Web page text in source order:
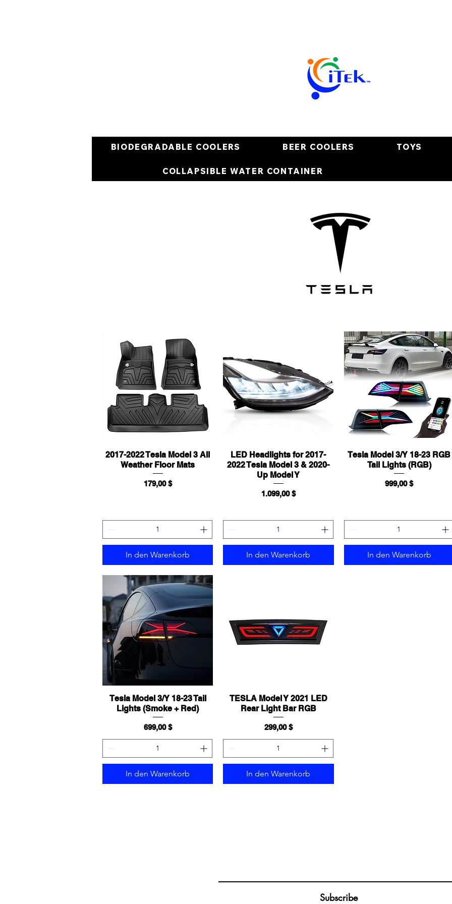
BIODEGRADABLE COOLERS BEER COOLERS TOYS
COLLAPSIBLE WATER CONTAINER
Schnellansicht
2017-2022 Tesla Model 3 All
Weather Floor Mats
Preis
179,00 $
In den Warenkorb
Schnellansicht
LED Headlights for 2017-
2022 Tesla Model 3 & 2020-
Up Model Y
Preis
1.099,00 $
In den Warenkorb
Schnellansicht
Tesla Model 3/Y 18-23 RGB
Tail Lights (RGB)
Preis
999,00 $
In den Warenkorb
Schnellansicht
Tesla Model 3/Y 18-23 Tail
Lights (Smoke + Red)
Preis
699,00 $
In den Warenkorb
Schnellansicht
TESLA Model Y 2021 LED
Rear Light Bar RGB
Preis
299,00 $
In den Warenkorb
Subscribe